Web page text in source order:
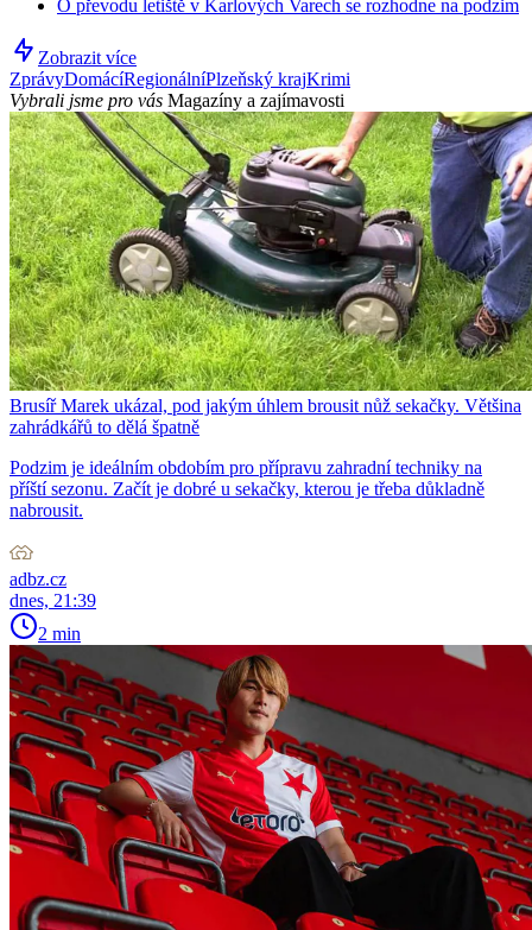
O převodu letiště v Karlových Varech se rozhodne na podzim
Zobrazit více
ZprávyDomácíRegionálníPlzeňský krajKrimi
Vybrali jsme pro vás Magazíny a zajímavosti
Brusíř Marek ukázal, pod jakým úhlem brousit nůž sekačky. Většina
zahrádkářů to dělá špatně
Podzim je ideálním obdobím pro přípravu zahradní techniky na
příští sezonu. Začít je dobré u sekačky, kterou je třeba důkladně
nabrousit.
adbz.cz
dnes, 21:39
2 min